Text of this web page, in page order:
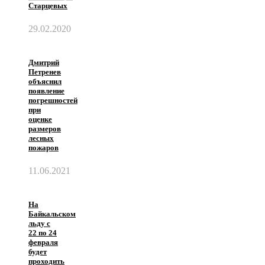
Старцевых
29.02.2020
Дмитрий
Петренев
объяснил
появление
погрешностей
при
оценке
размеров
лесных
пожаров
11.06.2021
На
Байкальском
льду с
22 по 24
февраля
будет
проходить